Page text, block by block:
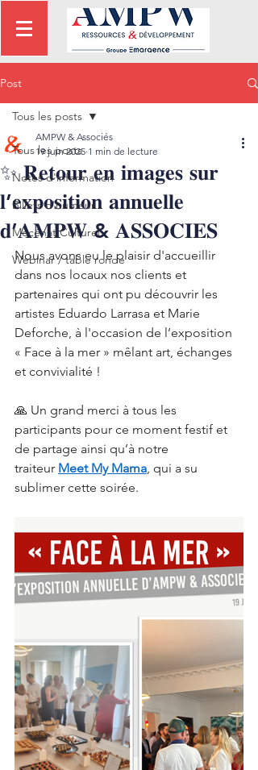
Post
Tous les posts
Notes d'information
Billets d'humeur
Mécénat Culturel
Webinar / table ronde
Tous les posts
✨ 𝐑𝐞𝐭𝐨𝐮𝐫 𝐞𝐧 𝐢𝐦𝐚𝐠𝐞𝐬 𝐬𝐮𝐫
𝐥’𝐞𝐱𝐩𝐨𝐬𝐢𝐭𝐢𝐨𝐧 𝐚𝐧𝐧𝐮𝐞𝐥𝐥𝐞
𝐝’𝐀𝐌𝐏𝐖 & 𝐀𝐒𝐒𝐎𝐂𝐈𝐄𝐒
AMPW & Associés
19 juin 2025 1 min de lecture
Nous avons eu le plaisir d'accueillir
dans nos locaux nos clients et
partenaires qui ont pu découvrir les
artistes Eduardo Larrasa et Marie
Deforche, à l'occasion de l’exposition
« Face à la mer » mêlant art, échanges
et convivialité !
🙏 Un grand merci à tous les
participants pour ce moment festif et
de partage ainsi qu’à notre
traiteur Meet My Mama, qui a su
sublimer cette soirée.